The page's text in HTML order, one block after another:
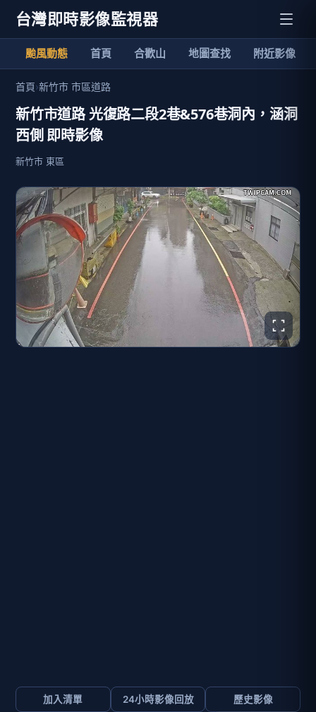
台灣即時影像監視器
颱風動態 首頁 合歡山 地圖查找 附近影像
首頁›新竹市 市區道路
新竹市道路 光復路二段2巷&576巷洞內，涵洞
西側 即時影像
新竹市 東區
加入清單 24小時影像回放 歷史影像